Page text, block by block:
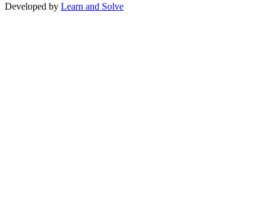
Developed by Learn and Solve